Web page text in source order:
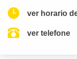
ver horario
ver telefone